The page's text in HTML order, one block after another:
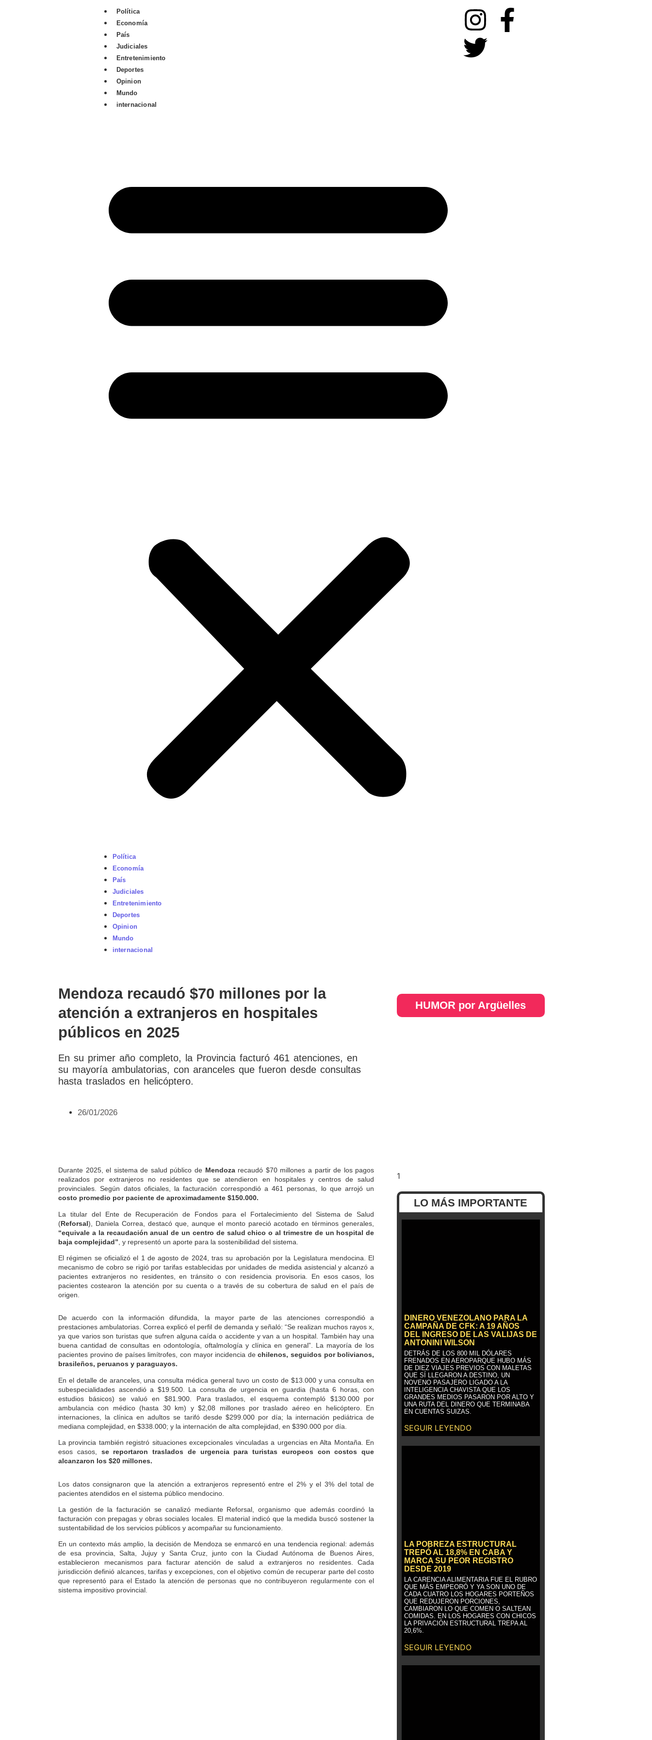
Política
Economía
País
Judiciales
Entretenimiento
Deportes
Opinion
Mundo
internacional
Política
Economía
País
Judiciales
Entretenimiento
Deportes
Opinion
Mundo
internacional
Mendoza recaudó $70 millones por la
atención a extranjeros en hospitales
públicos en 2025
En su primer año completo, la Provincia facturó 461 atenciones, en
su mayoría ambulatorias, con aranceles que fueron desde consultas
hasta traslados en helicóptero.
26/01/2026
Durante 2025, el sistema de salud público de Mendoza recaudó $70 millones a partir de los pagos
realizados por extranjeros no residentes que se atendieron en hospitales y centros de salud
provinciales. Según datos oficiales, la facturación correspondió a 461 personas, lo que arrojó un
costo promedio por paciente de aproximadamente $150.000.
La titular del Ente de Recuperación de Fondos para el Fortalecimiento del Sistema de Salud
(Reforsal), Daniela Correa, destacó que, aunque el monto pareció acotado en términos generales,
“equivale a la recaudación anual de un centro de salud chico o al trimestre de un hospital de
baja complejidad” , y representó un aporte para la sostenibilidad del sistema.
El régimen se oficializó el 1 de agosto de 2024, tras su aprobación por la Legislatura mendocina. El
mecanismo de cobro se rigió por tarifas establecidas por unidades de medida asistencial y alcanzó a
pacientes extranjeros no residentes, en tránsito o con residencia provisoria. En esos casos, los
pacientes costearon la atención por su cuenta o a través de su cobertura de salud en el país de
origen.
De acuerdo con la información difundida, la mayor parte de las atenciones correspondió a
prestaciones ambulatorias. Correa explicó el perfil de demanda y señaló: “Se realizan muchos rayos x,
ya que varios son turistas que sufren alguna caída o accidente y van a un hospital. También hay una
buena cantidad de consultas en odontología, oftalmología y clínica en general”. La mayoría de los
pacientes provino de países limítrofes, con mayor incidencia dechilenos, seguidos por bolivianos,
brasileños, peruanos y paraguayos.
En el detalle de aranceles, una consulta médica general tuvo un costo de $13.000 y una consulta en
subespecialidades ascendió a $19.500. La consulta de urgencia en guardia (hasta 6 horas, con
estudios básicos) se valuó en $81.900. Para traslados, el esquema contempló $130.000 por
ambulancia con médico (hasta 30 km) y $2,08 millones por traslado aéreo en helicóptero. En
internaciones, la clínica en adultos se tarifó desde $299.000 por día; la internación pediátrica de
mediana complejidad, en $338.000; y la internación de alta complejidad, en $390.000 por día.
La provincia también registró situaciones excepcionales vinculadas a urgencias en Alta Montaña. En
esos casos, se reportaron traslados de urgencia para turistas europeos con costos que
alcanzaron los $20 millones.
Los datos consignaron que la atención a extranjeros representó entre el 2% y el 3% del total de
pacientes atendidos en el sistema público mendocino.
La gestión de la facturación se canalizó mediante Reforsal, organismo que además coordinó la
facturación con prepagas y obras sociales locales. El material indicó que la medida buscó sostener la
sustentabilidad de los servicios públicos y acompañar su funcionamiento.
En un contexto más amplio, la decisión de Mendoza se enmarcó en una tendencia regional: además
de esa provincia, Salta, Jujuy y Santa Cruz, junto con la Ciudad Autónoma de Buenos Aires,
establecieron mecanismos para facturar atención de salud a extranjeros no residentes. Cada
jurisdicción definió alcances, tarifas y excepciones, con el objetivo común de recuperar parte del costo
que representó para el Estado la atención de personas que no contribuyeron regularmente con el
sistema impositivo provincial.
HUMOR por Argüelles​
LO MÁS IMPORTANTE
DINERO VENEZOLANO PARA LA
CAMPAÑA DE CFK: A 19 AÑOS
DEL INGRESO DE LAS VALIJAS DE
ANTONINI WILSON
DETRÁS DE LOS 800 MIL DÓLARES
FRENADOS EN AEROPARQUE HUBO MÁS
DE DIEZ VIAJES PREVIOS CON MALETAS
QUE SÍ LLEGARON A DESTINO, UN
NOVENO PASAJERO LIGADO A LA
INTELIGENCIA CHAVISTA QUE LOS
GRANDES MEDIOS PASARON POR ALTO Y
UNA RUTA DEL DINERO QUE TERMINABA
EN CUENTAS SUIZAS.
SEGUIR LEYENDO
LA POBREZA ESTRUCTURAL
TREPÓ AL 18,8% EN CABA Y
MARCA SU PEOR REGISTRO
DESDE 2019
LA CARENCIA ALIMENTARIA FUE EL RUBRO
QUE MÁS EMPEORÓ Y YA SON UNO DE
CADA CUATRO LOS HOGARES PORTEÑOS
QUE REDUJERON PORCIONES,
CAMBIARON LO QUE COMEN O SALTEAN
COMIDAS. EN LOS HOGARES CON CHICOS
LA PRIVACIÓN ESTRUCTURAL TREPA AL
20,6%.
SEGUIR LEYENDO